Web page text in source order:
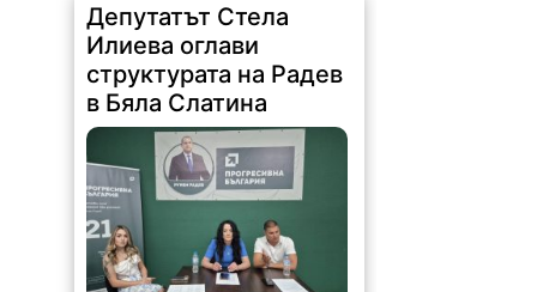
Депутатът Стела
Илиева оглави
структурата на Радев
в Бяла Слатина